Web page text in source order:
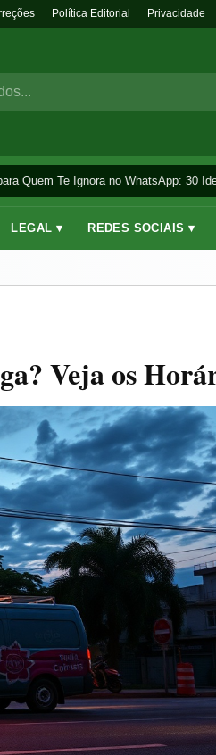
Política Editorial Privacidade
Quem Te Ignora no WhatsApp: 30
LEGAL ▾ REDES SOCIAIS ▾
Veja os